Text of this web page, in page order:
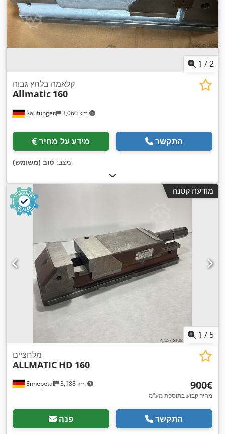
1 /2
Kaufungen 3,060 km
קלאמה בלחץ גבוה
Allmatic 160
מידע על מחיר התקשר
מצב: טוב (משומש) ,
מודעה קטנה
1 / 5
Ennepetal 3,188 km
מלחציים
ALLMATIC HD 160
‏900 ‏€
מחיר קבוע בתוספת מע"מ
פנה התקשר